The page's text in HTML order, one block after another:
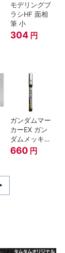
モデリングブ
ラシHF 面相
筆 小
304 円
ガンダムマー
カーEX ガン
ダムメッキシ
ルバー
660 円